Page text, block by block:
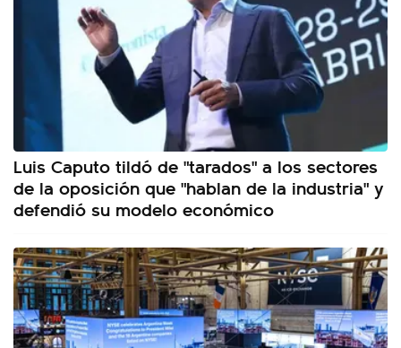
Luis Caputo tildó de "tarados" a los sectores
de la oposición que "hablan de la industria" y
defendió su modelo económico